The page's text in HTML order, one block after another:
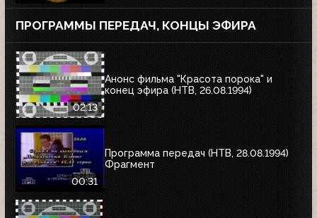
ПРОГРАММЫ ПЕРЕДАЧ, КОНЦЫ ЭФИРА
02:13
Анонс фильма "Красота порока" и
конец эфира (НТВ, 26.08.1994)
00:31
Программа передач (НТВ, 28.08.1994)
Фрагмент